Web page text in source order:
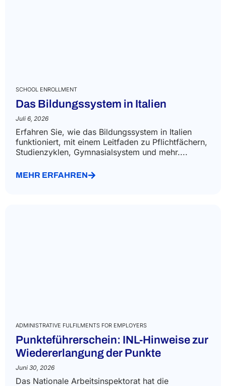
SCHOOL ENROLLMENT
Das Bildungssystem in Italien
Juli 6, 2026
Erfahren Sie, wie das Bildungssystem in Italien
funktioniert, mit einem Leitfaden zu Pflichtfächern,
Studienzyklen, Gymnasialsystem und mehr....
MEHR ERFAHREN
ADMINISTRATIVE FULFILMENTS FOR EMPLOYERS
Punkteführerschein: INL-Hinweise zur
Wiedererlangung der Punkte
Juni 30, 2026
Das Nationale Arbeitsinspektorat hat die